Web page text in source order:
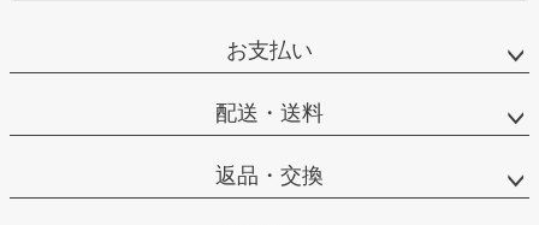
お支払い
配送・送料
返品・交換